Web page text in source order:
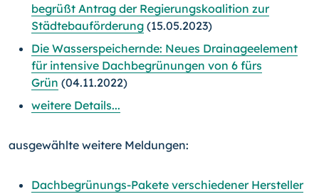
begrüßt Antrag der Regierungskoalition zur
Städtebauförderung (15.05.2023)
Die Wasserspeichernde: Neues Drainageelement
für intensive Dachbegrünungen von 6 fürs
Grün (04.11.2022)
weitere Details...
ausgewählte weitere Meldungen:
Dachbegrünungs-Pakete verschiedener Hersteller